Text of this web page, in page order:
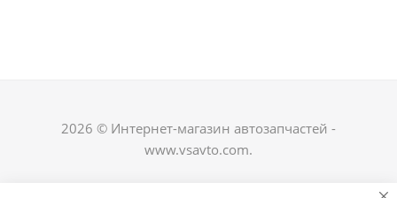
2026 © Интернет-магазин автозапчастей -
www.vsavto.com.